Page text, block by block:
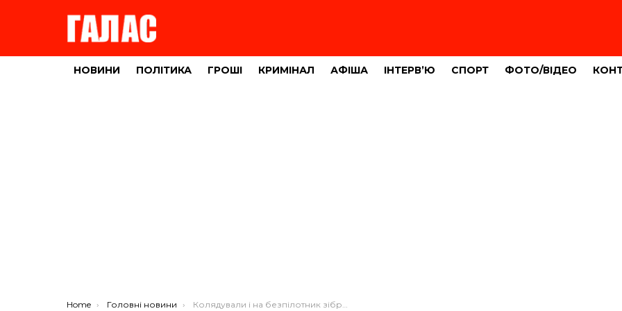
НОВИНИ ПОЛІТИКА ГРОШІ КРИМІНАЛ АФІША ІНТЕРВ’Ю СПОРТ ФОТО/ВІДЕО
You are here:
Home Головні новини Колядували і на безпілотник зібрали! Молодь із Тернопільщини підтримує ЗСУ